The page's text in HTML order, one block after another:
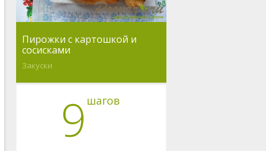
Пирожки с картошкой и
сосисками
Закуски
9 шагов